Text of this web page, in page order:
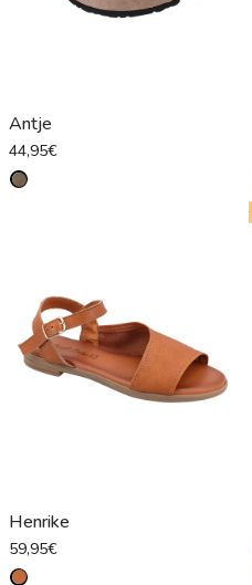
Antje
44,95€
Henrike
59,95€